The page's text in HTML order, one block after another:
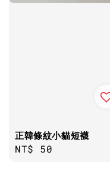
正韓條紋小貓短襪
Regular
NT$ 50